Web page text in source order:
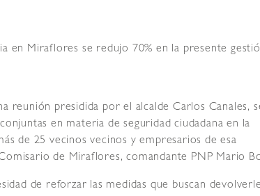
en Miraflores se redujo 70% en la presente
reunión presidida por el alcalde Carlos Canales,
en materia de seguridad ciudadana en la
de 25 vecinos vecinos y empresarios de esa
de Miraflores, comandante PNP Mario
de reforzar las medidas que buscan